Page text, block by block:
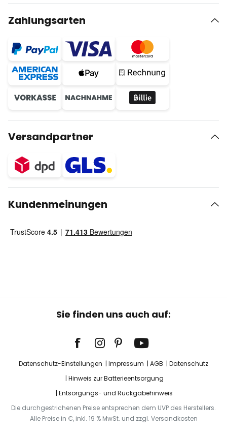
Zahlungsarten
Versandpartner
Kundenmeinungen
Sie finden uns auch auf:
Datenschutz-Einstellungen Impressum AGB
Datenschutz
Hinweis zur Batterieentsorgung
Entsorgungs- und Rückgabehinweis
Die durchgestrichenen Preise entsprechen dem UVP des Herstellers.
Alle Preise in €, inkl. 19 % MwSt. und zzgl. Versandkosten